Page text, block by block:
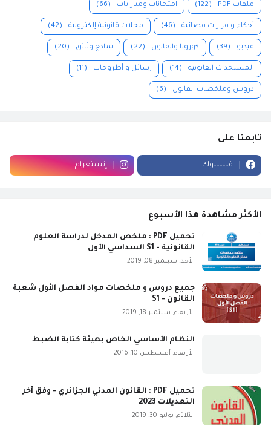
ملفات PDF (122) امتحانات ومبارايات (66)
أحكام و قرارات قضائية (46) مجلات قانونية إلكترونية (42)
فيديو (39) كورونا والقانون (22) نماذج وثائق (20)
المستجدات القانونية (14) رسائل و أطروحات (11)
دروس وملخصات القانون (6)
تابعنا على
فيسبوك إنستغرام
الأكثر مشاهدة هذا الأسبوع
تحميل PDF : ملخص المدخل لدراسة العلوم
القانونية - S1 السداسي الأول
الأحد, سبتمبر 08, 2019
جميع دروس و ملخصات مواد الفصل الأول شعبة
القانون - S1
الأربعاء, سبتمبر 18, 2019
النظام الأساسي الخاص بهيئة كتابة الضبط
الأربعاء, أغسطس 10, 2016
تحميل PDF : القانون المدني الجزائري - وفق آخر
التعديلات 2023
الثلاثاء, يوليو 30, 2019